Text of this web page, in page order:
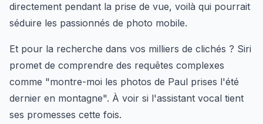
directement pendant la prise de vue, voilà qui pourrait
séduire les passionnés de photo mobile.
Et pour la recherche dans vos milliers de clichés ? Siri
promet de comprendre des requêtes complexes
comme "montre-moi les photos de Paul prises l'été
dernier en montagne". À voir si l'assistant vocal tient
ses promesses cette fois.